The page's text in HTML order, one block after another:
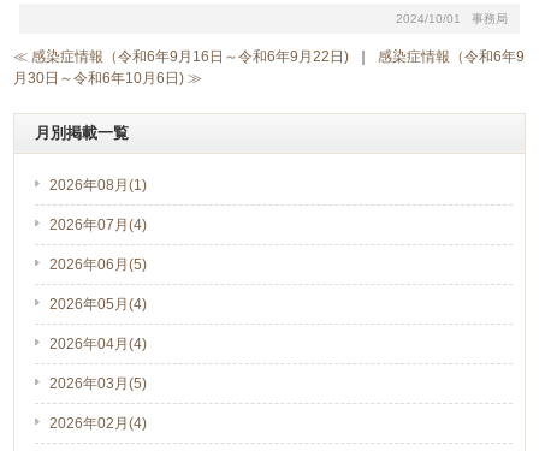
2024/10/01 事務局
≪ 感染症情報（令和6年9月16日～令和6年9月22日) ｜感染症情報（令和6年9
月30日～令和6年10月6日) ≫
月別掲載一覧
2026年08月(1)
2026年07月(4)
2026年06月(5)
2026年05月(4)
2026年04月(4)
2026年03月(5)
2026年02月(4)